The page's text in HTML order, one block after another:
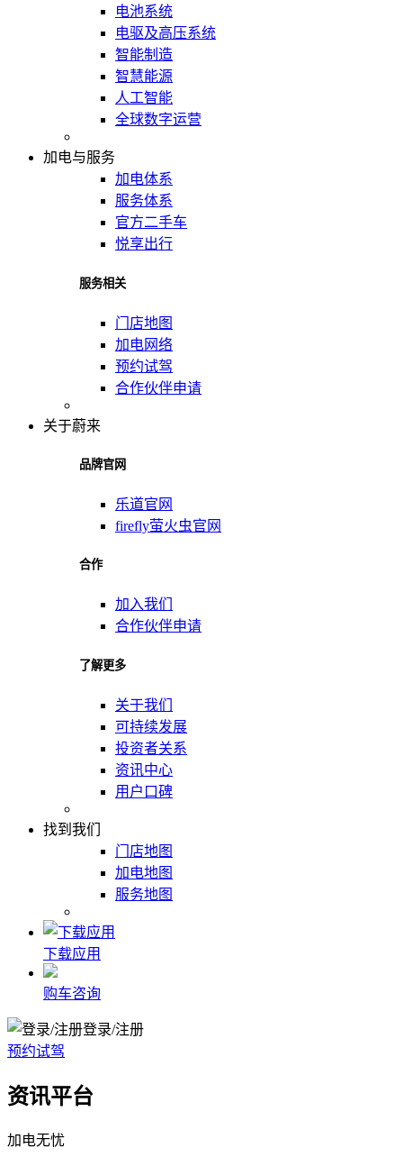
电池系统
电驱及高压系统
智能制造
智慧能源
人工智能
全球数字运营
加电与服务
加电体系
服务体系
官方二手车
悦享出行
服务相关
门店地图
加电网络
预约试驾
合作伙伴申请
关于蔚来
品牌官网
乐道官网
firefly萤火虫官网
合作
加入我们
合作伙伴申请
了解更多
关于我们
可持续发展
投资者关系
资讯中心
用户口碑
找到我们
门店地图
加电地图
服务地图
下载应用
购车咨询
登录/注册
预约试驾
资讯平台
加电无忧